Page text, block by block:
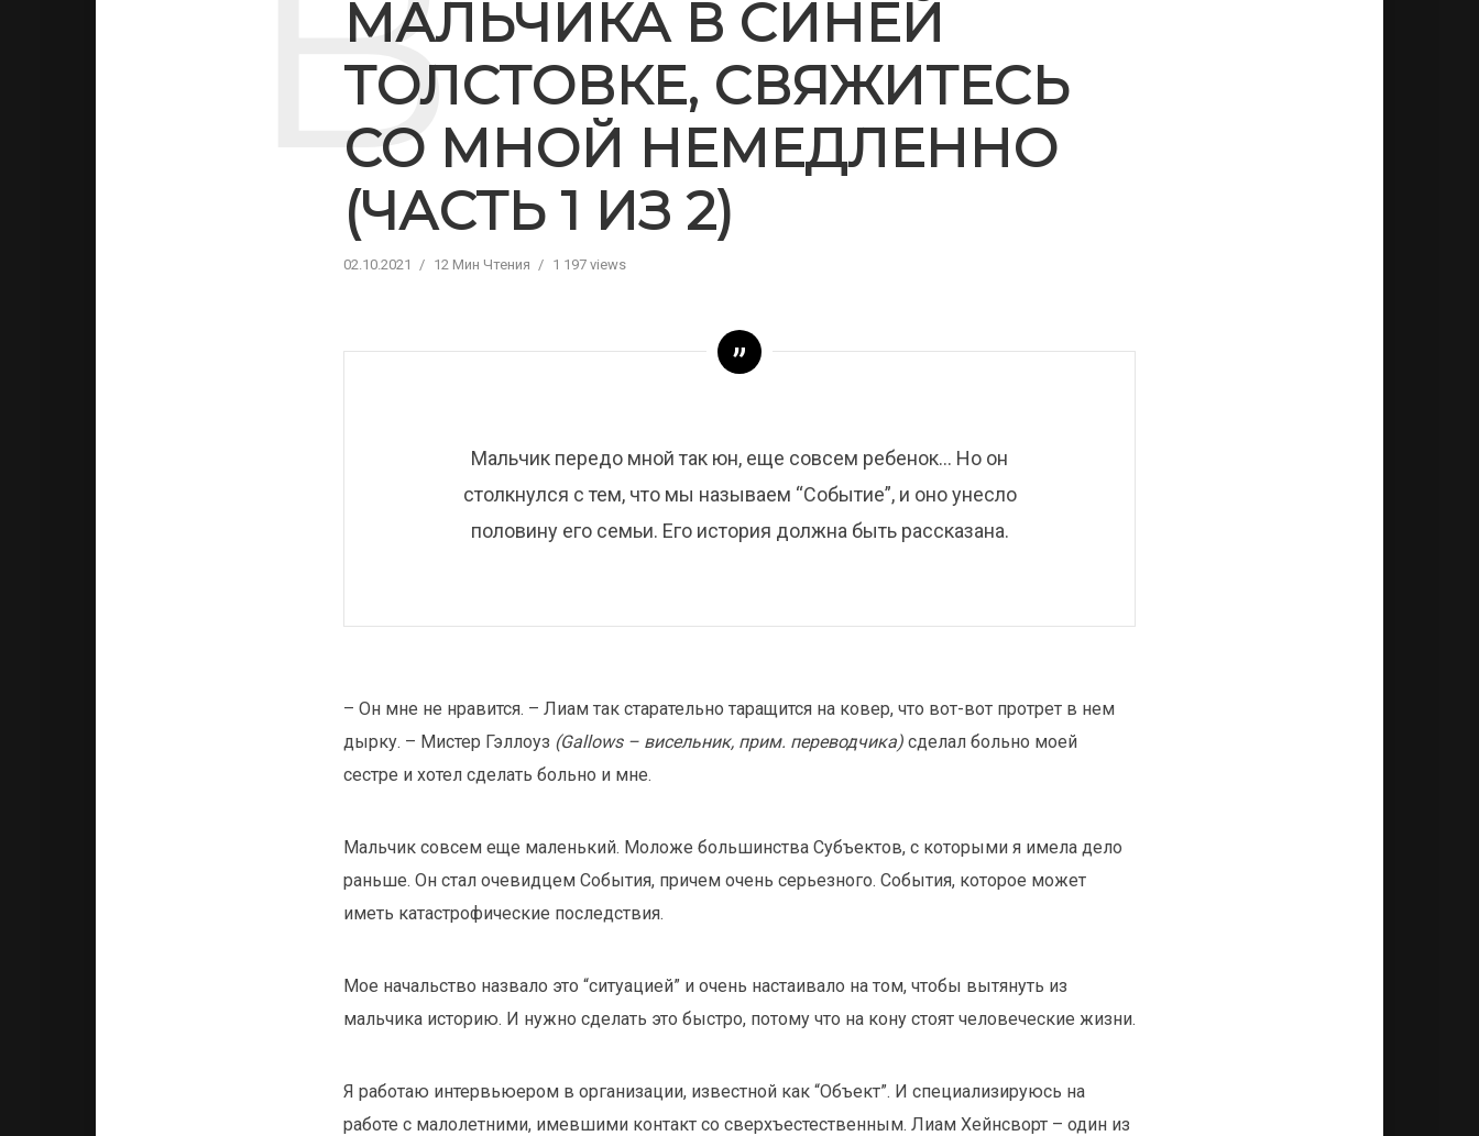
МАЛЬЧИКА В СИНЕЙ
ТОЛСТОВКЕ, СВЯЖИТЕСЬ
СО МНОЙ НЕМЕДЛЕННО
(ЧАСТЬ 1 ИЗ 2)
02.10.2021 12 Мин Чтения 1 197 views
Мальчик передо мной так юн, еще совсем ребенок… Но он
столкнулся с тем, что мы называем “Событие”, и оно унесло
половину его семьи. Его история должна быть рассказана.
– Он мне не нравится. – Лиам так старательно таращится на ковер, что вот-вот протрет в нем
дырку. – Мистер Гэллоуз (Gallows – висельник, прим. переводчика) сделал больно моей
сестре и хотел сделать больно и мне.
Мальчик совсем еще маленький. Моложе большинства Субъектов, с которыми я имела дело
раньше. Он стал очевидцем События, причем очень серьезного. События, которое может
иметь катастрофические последствия.
Мое начальство назвало это “ситуацией” и очень настаивало на том, чтобы вытянуть из
мальчика историю. И нужно сделать это быстро, потому что на кону стоят человеческие жизни.
Я работаю интервьюером в организации, известной как “Объект”. И специализируюсь на
работе с малолетними, имевшими контакт со сверхъестественным. Лиам Хейнсворт – один из